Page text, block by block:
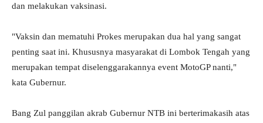
dan melakukan vaksinasi.
"Vaksin dan mematuhi Prokes merupakan dua hal yang sangat
penting saat ini. Khususnya masyarakat di Lombok Tengah yang
merupakan tempat diselenggarakannya event MotoGP nanti,"
kata Gubernur.
Bang Zul panggilan akrab Gubernur NTB ini berterimakasih atas